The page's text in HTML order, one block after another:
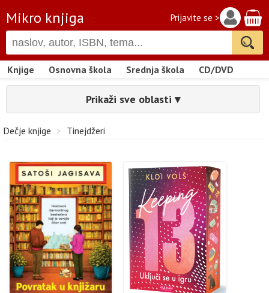
Mikro knjiga Prijavite se >
Knjige Osnovna škola Srednja škola CD/DVD
Prikaži sve oblasti ▾
Dečje knjige > Tinejdžeri